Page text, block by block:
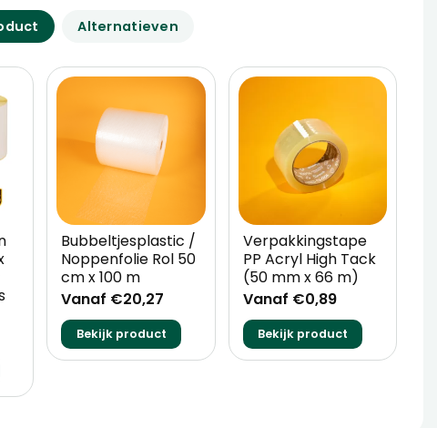
Alternatieven
Bubbeltjesplastic /
Noppenfolie Rol 50
cm x 100 m
Vanaf €20,27
Bekijk product
Verpakkingstape
PP Acryl High Tack
(50 mm x 66 m)
Vanaf €0,89
Bekijk product